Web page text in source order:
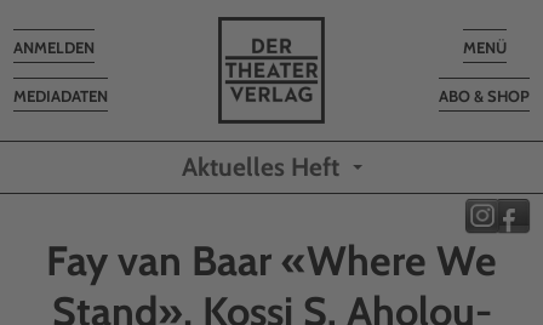
Toggle
MENÜ
ABO & SHOP
MEDIADATEN
Toggle
navigation
ANMELDEN
Aktuelles Heft
Fay van Baar «Where We
Stand», Kossi S. Aholou-